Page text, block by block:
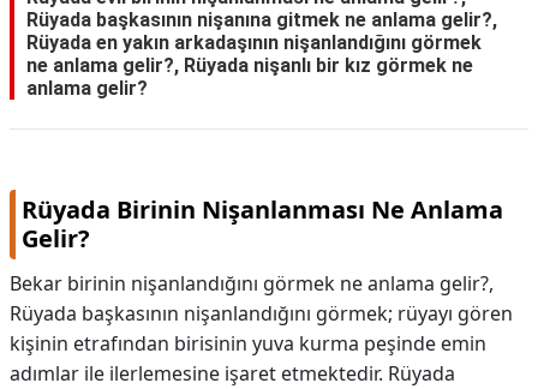
Rüyada başkasının nişanına gitmek ne anlama gelir?,
Rüyada en yakın arkadaşının nişanlandığını görmek
ne anlama gelir?, Rüyada nişanlı bir kız görmek ne
anlama gelir?
Rüyada Birinin Nişanlanması Ne Anlama
Gelir?
Bekar birinin nişanlandığını görmek ne anlama gelir?,
Rüyada başkasının nişanlandığını görmek; rüyayı gören
kişinin etrafından birisinin yuva kurma peşinde emin
adımlar ile ilerlemesine işaret etmektedir. Rüyada